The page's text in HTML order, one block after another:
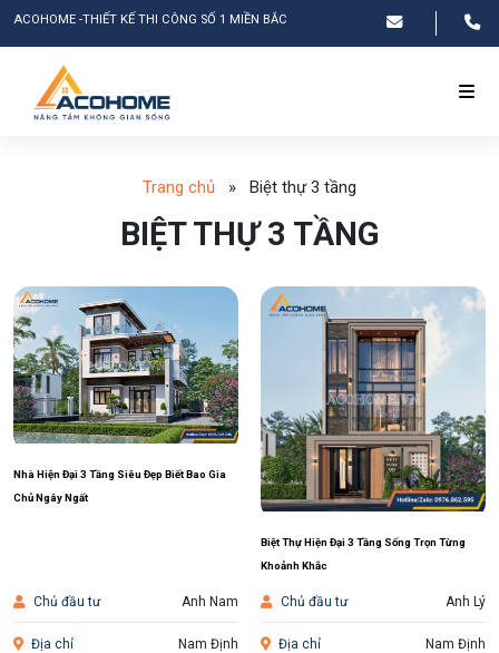
ACOHOME -THIẾT KẾ THI CÔNG SỐ 1 MIỀN BẮC
Trang chủ » Biệt thự 3 tầng
BIỆT THỰ 3 TẦNG
Nhà Hiện Đại 3 Tầng Siêu Đẹp Biết Bao Gia
Chủ Ngây Ngất
Chủ đầu tư Anh Nam
Địa chỉ Nam Định
Biệt Thự Hiện Đại 3 Tầng Sống Trọn Từng
Khoảnh Khắc
Chủ đầu tư Anh Lý
Địa chỉ Nam Định